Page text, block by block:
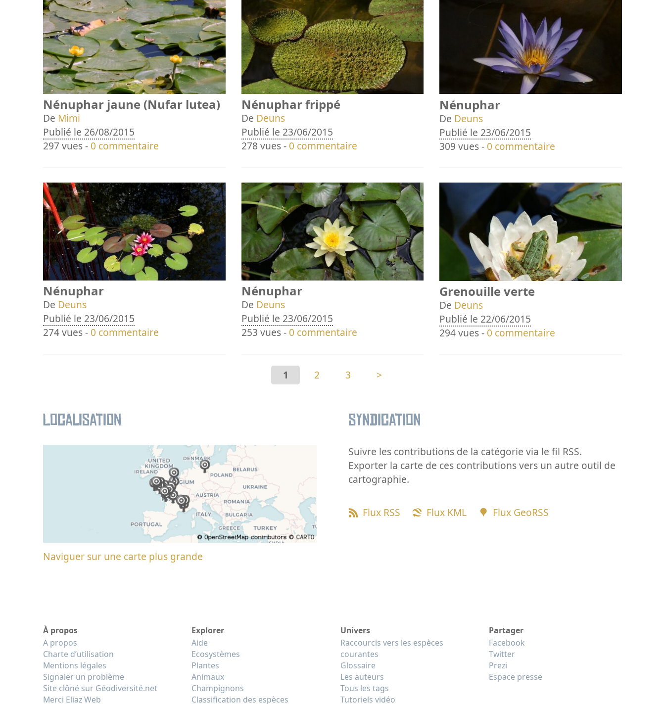
Nénuphar jaune (Nufar lutea)
De Mimi
Publié le 26/08/2015
297 vues - 0 commentaire
Nénuphar frippé
De Deuns
Publié le 23/06/2015
278 vues - 0 commentaire
Nénuphar
De Deuns
Publié le 23/06/2015
309 vues - 0 commentaire
Nénuphar
De Deuns
Publié le 23/06/2015
274 vues - 0 commentaire
Nénuphar
De Deuns
Publié le 23/06/2015
253 vues - 0 commentaire
Grenouille verte
De Deuns
Publié le 22/06/2015
294 vues - 0 commentaire
1 2 3 >
Localisation
Naviguer sur une carte plus grande
Syndication
Suivre les contributions de la catégorie via le fil RSS.
Exporter la carte de ces contributions vers un autre outil de
cartographie.
Flux RSS Flux KML Flux GeoRSS
À propos
A propos
Charte d’utilisation
Mentions légales
Signaler un problème
Site clôné sur Géodiversité.net
Merci Eliaz Web
Explorer
Aide
Ecosystèmes
Plantes
Animaux
Champignons
Classification des espèces
Univers
Raccourcis vers les espèces
courantes
Glossaire
Les auteurs
Tous les tags
Tutoriels vidéo
Partager
Facebook
Twitter
Prezi
Espace presse